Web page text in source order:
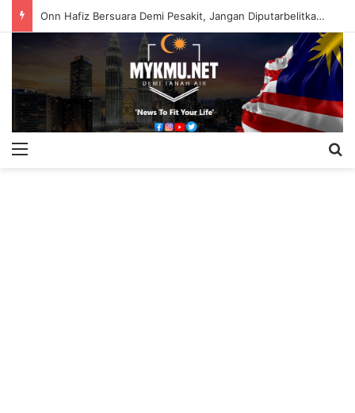
Onn Hafiz Bersuara Demi Pesakit, Jangan Diputarbelitkan – Hasrunizah